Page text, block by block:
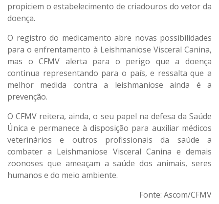
propiciem o estabelecimento de criadouros do vetor da
doença.
O registro do medicamento abre novas possibilidades
para o enfrentamento à Leishmaniose Visceral Canina,
mas o CFMV alerta para o perigo que a doença
continua representando para o país, e ressalta que a
melhor medida contra a leishmaniose ainda é a
prevenção.
O CFMV reitera, ainda, o seu papel na defesa da Saúde
Única e permanece à disposição para auxiliar médicos
veterinários e outros profissionais da saúde a
combater a Leishmaniose Visceral Canina e demais
zoonoses que ameaçam a saúde dos animais, seres
humanos e do meio ambiente.
Fonte: Ascom/CFMV